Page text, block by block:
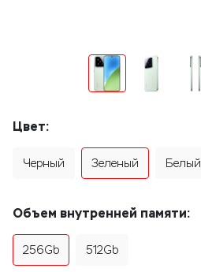
Цвет:
Черный Зеленый Белый
Объем внутренней памяти:
256Gb 512Gb